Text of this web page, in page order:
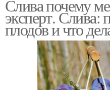
Слива почему
эксперт. Слива:
плодов и что